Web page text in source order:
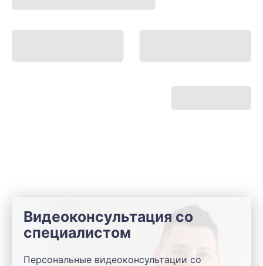
Видеоконсультация со
специалистом
Персональные видеоконсультации со